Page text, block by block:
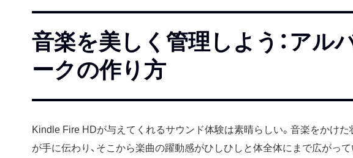
音楽を美しく管理しよう：アル
ークの作り方
Kindle Fire HDが与えてくれるサウンド体験は素晴らしい。音楽をかけた
が手に伝わり、そこから楽曲の躍動感がひしひしと体全体にまで広がっ